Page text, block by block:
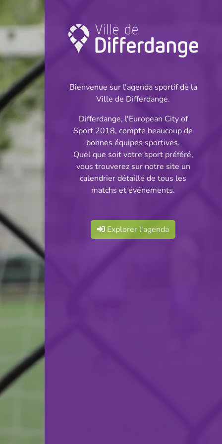
Championnat:
INFOS
01.02.2025
14:00
Centre Sportif Niederkorn
Partager
U15 Meedercher
Bienvenue sur l'agenda sportif de la
Ville de Differdange.
Differdange, l'European City of
Sport 2018, compte beaucoup de
bonnes équipes sportives.
Quel que soit votre sport préféré,
vous trouverez sur notre site un
calendrier détaillé de tous les
matchs et événements.
Explorer l'agenda